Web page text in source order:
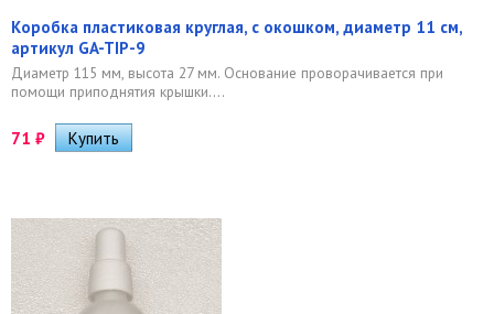
Коробка пластиковая круглая, с окошком, диаметр 11 см,
артикул GA-TIP-9
Диаметр 115 мм, высота 27 мм. Основание проворачивается при
помощи приподнятия крышки....
71 ₽